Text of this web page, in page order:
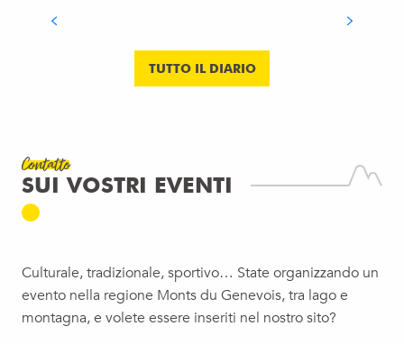
TUTTO IL DIARIO
Contatto
SUI VOSTRI EVENTI
Culturale, tradizionale, sportivo… State organizzando un
evento nella regione Monts du Genevois, tra lago e
montagna, e volete essere inseriti nel nostro sito?